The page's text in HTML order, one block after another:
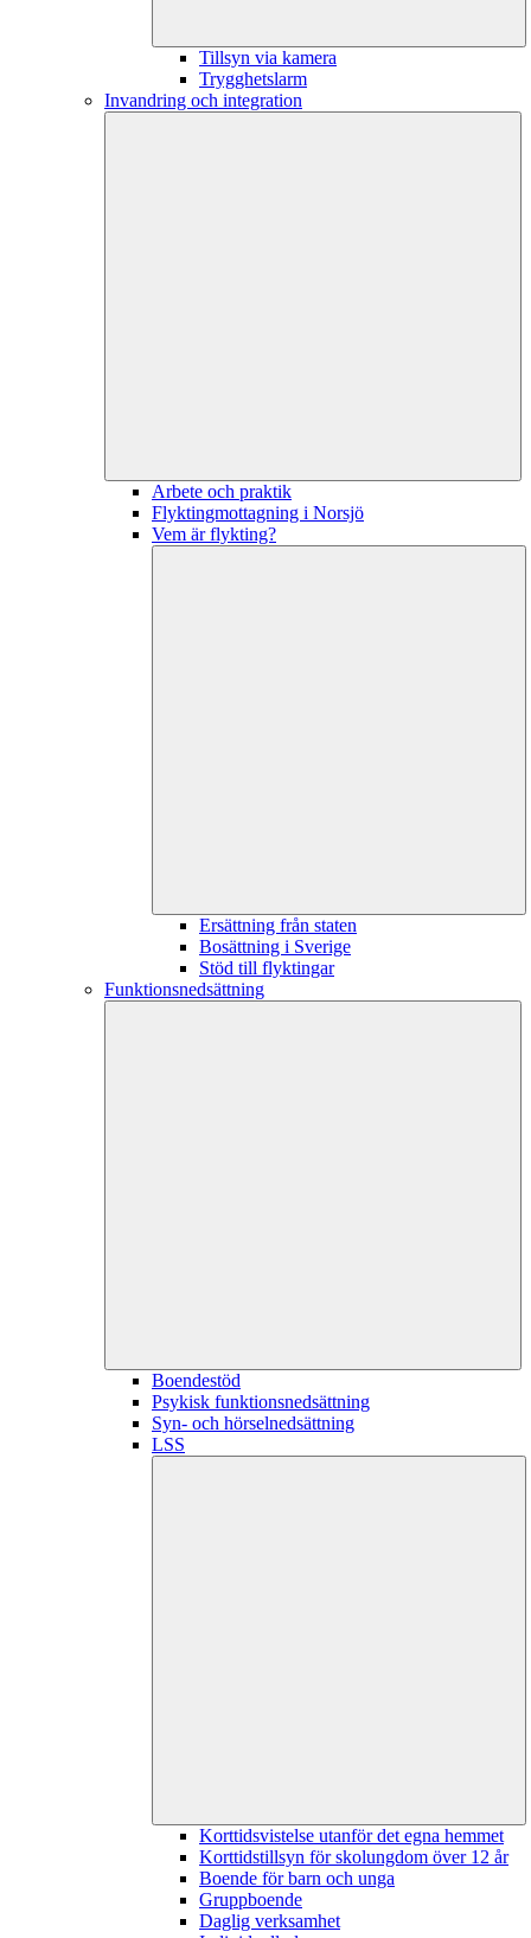
Tillsyn via kamera
Trygghetslarm
Invandring och integration
Arbete och praktik
Flyktingmottagning i Norsjö
Vem är flykting?
Ersättning från staten
Bosättning i Sverige
Stöd till flyktingar
Funktionsnedsättning
Boendestöd
Psykisk funktionsnedsättning
Syn- och hörselnedsättning
LSS
Korttidsvistelse utanför det egna hemmet
Korttidstillsyn för skolungdom över 12 år
Boende för barn och unga
Gruppboende
Daglig verksamhet